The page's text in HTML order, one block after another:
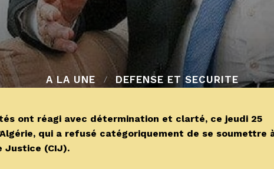
A LA UNE DEFENSE ET SECURITE
ont réagi avec détermination et clarté, ce jeudi 25
qui a refusé catégoriquement de se soumettre
Justice (CIJ).